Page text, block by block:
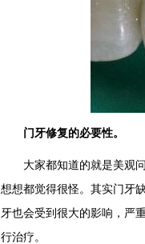
门牙修复的必要性。
大家都知道的就是美观
想想都觉得很怪。其实门牙
牙也会受到很大的影响，严
行治疗。